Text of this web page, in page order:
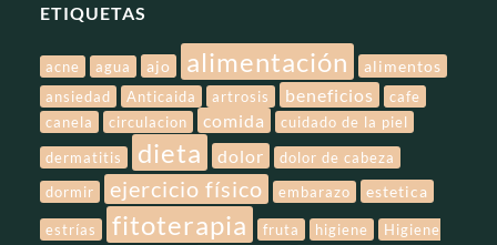
ETIQUETAS
acne agua ajo alimentación alimentos
ansiedad Anticaida artrosis beneficios
cafe
canela
circulacion comida
cuidado de la piel
dermatitis
dieta dolor
dolor de cabeza
dormir
ejercicio físico embarazo estetica
estrías fitoterapia fruta higiene
Higiene